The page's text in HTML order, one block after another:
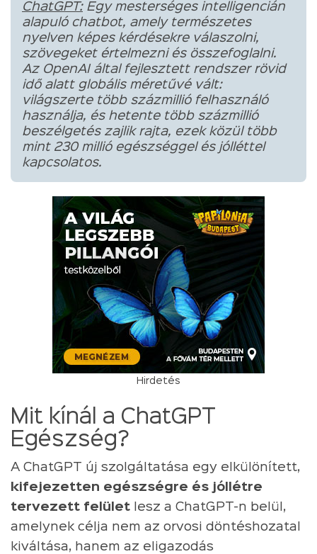
ChatGPT:Egy mesterséges intelligencián
alapuló chatbot, amely természetes
nyelven képes kérdésekre válaszolni,
szövegeket értelmezni és összefoglalni.
Az OpenAI által fejlesztett rendszer rövid
idő alatt globális méretűvé vált:
világszerte több százmillió felhasználó
használja, és hetente több százmillió
beszélgetés zajlik rajta, ezek közül több
mint 230 millió egészséggel és jólléttel
kapcsolatos.
Hirdetés
Mit kínál a ChatGPT
Egészség?
A ChatGPT új szolgáltatása egy elkülönített,
kifejezetten egészségre és jóllétre
tervezett felület lesz a ChatGPT-n belül,
amelynek célja nem az orvosi döntéshozatal
kiváltása, hanem az eligazodás